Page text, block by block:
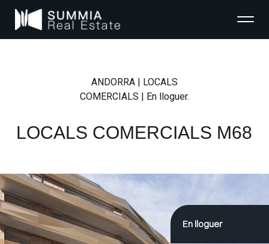
ANDORRA | LOCALS
COMERCIALS | En lloguer.
LOCALS COMERCIALS M68
En lloguer